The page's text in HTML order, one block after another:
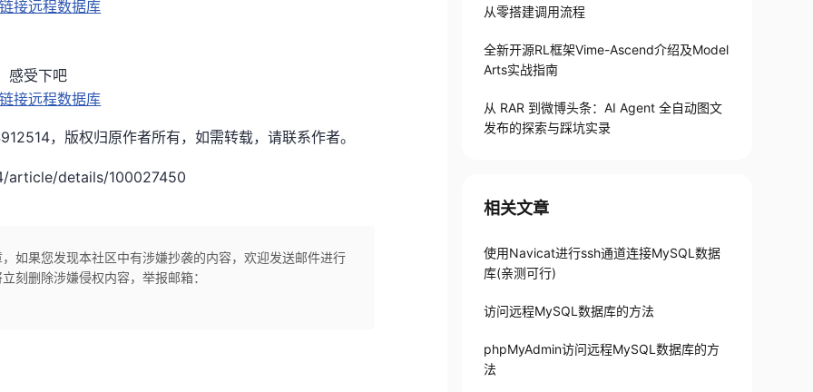
感受下吧
，版权归原作者所有，如需转载，请联系作者。
article/details/100027450
如果您发现本社区中有涉嫌抄袭的内容，欢迎发送邮件进行
刻删除涉嫌侵权内容，举报邮箱：
从零搭建调用流程
全新开源RL框架Vime-Ascend介绍及Model
Arts实战指南
从 RAR 到微博头条：AI Agent 全自动图文
发布的探索与踩坑实录
相关文章
使用Navicat进行ssh通道连接MySQL数据
库(亲测可行)
访问远程MySQL数据库的方法
phpMyAdmin访问远程MySQL数据库的方
法